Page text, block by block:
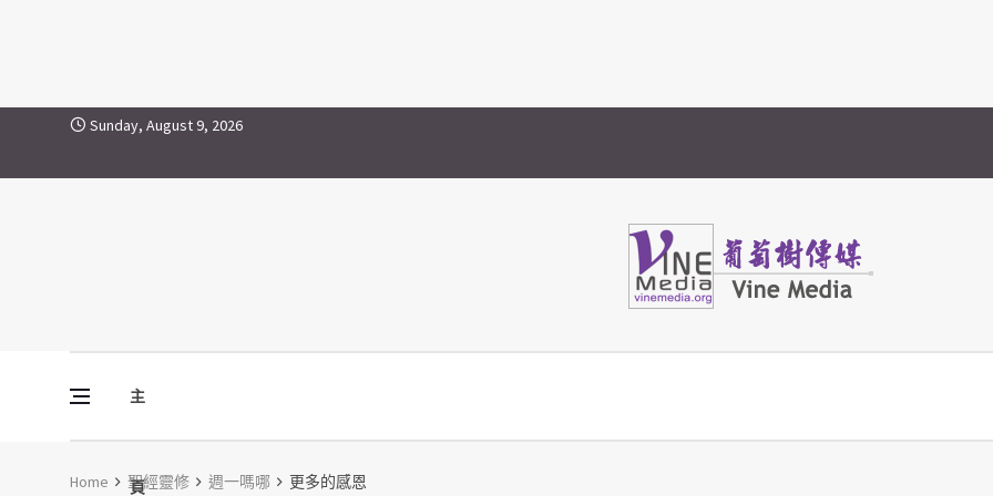
Skip to contentSunday, August 9, 2026
主
頁
Vine Media
葡萄樹傳媒
Home 聖經靈修 週一嗎哪 更多的感恩